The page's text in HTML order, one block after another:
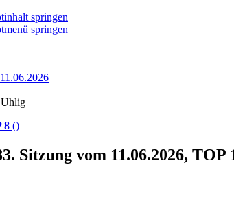
springen
springen
8 ()
Sitzung vom 11.06.2026,